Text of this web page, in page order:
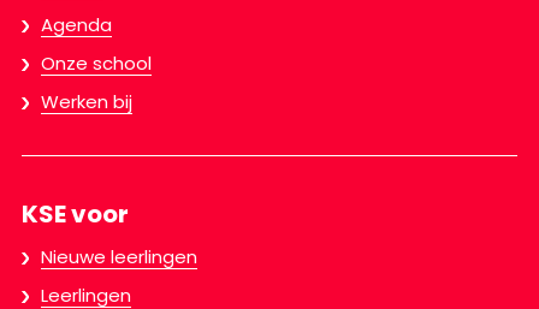
Agenda
Onze school
Werken bij
KSE voor
Nieuwe leerlingen
Leerlingen